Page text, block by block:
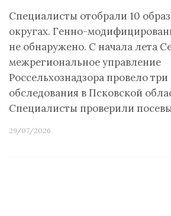
Специалисты отобрали 10
округах. Генно-
не обнаружено. С начала лета
межрегиональное управление
Россельхознадзора провело
обследования в Псковской
Специалисты проверили
29/07/2026